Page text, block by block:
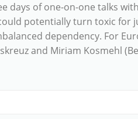
days of one-on-one talks
potentially turn toxic for
dependency. For
and Miriam Kosmehl